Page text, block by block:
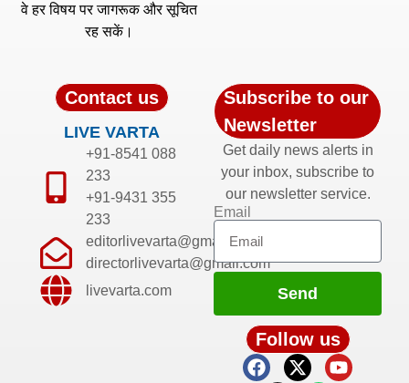
वे हर विषय पर जागरूक और सूचित
रह सकें।
Contact us
LIVE VARTA
+91-8541 088
233
+91-9431 355
233
editorlivevarta@gmail.com
directorlivevarta@gmail.com
livevarta.com
Subscribe to our
Newsletter
Get daily news alerts in
your inbox, subscribe to
our newsletter service.
Email
Send
Follow us